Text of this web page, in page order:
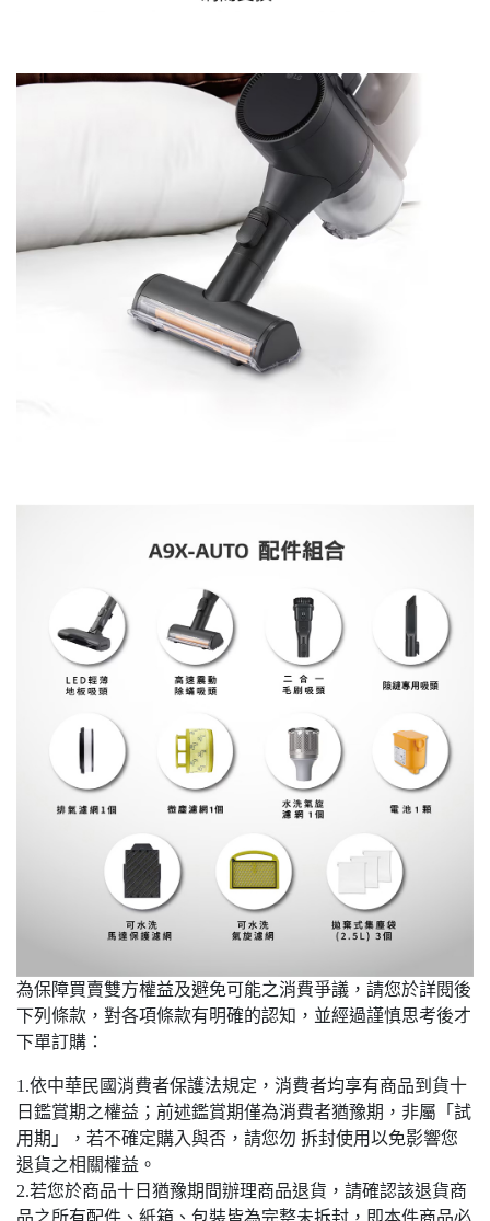
為保障買賣雙方權益及避免可能之消費爭議，請您於詳閱後
下列條款，對各項條款有明確的認知，並經過謹慎思考後才
下單訂購：
1.依中華民國消費者保護法規定，消費者均享有商品到貨十
日鑑賞期之權益；前述鑑賞期僅為消費者猶豫期，非屬「試
用期」，若不確定購入與否，請您勿 拆封使用以免影響您
退貨之相關權益。
2.若您於商品十日猶豫期間辦理商品退貨，請確認該退貨商
品之所有配件、紙箱、包裝皆為完整未拆封，即本件商品必